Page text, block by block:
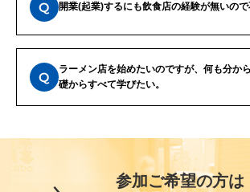
開業(起業)するにも飲食店の経験が無いので
ラーメン店を始めたいのですが、何も分か
礎からすべて学びたい。
参加ご希望の方は